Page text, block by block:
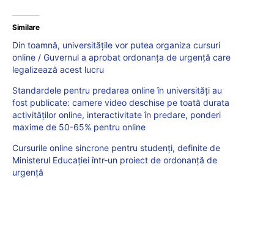
Similare
Din toamnă, universitățile vor putea organiza cursuri
online / Guvernul a aprobat ordonanța de urgență care
legalizează acest lucru
Standardele pentru predarea online în universități au
fost publicate: camere video deschise pe toată durata
activităților online, interactivitate în predare, ponderi
maxime de 50-65% pentru online
Cursurile online sincrone pentru studenți, definite de
Ministerul Educației într-un proiect de ordonanță de
urgență